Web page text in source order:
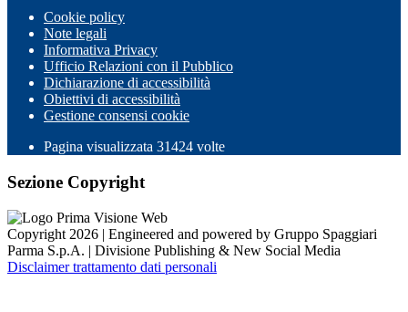
Cookie policy
Note legali
Informativa Privacy
Ufficio Relazioni con il Pubblico
Dichiarazione di accessibilità
Obiettivi di accessibilità
Gestione consensi cookie
Pagina visualizzata 31424 volte
Sezione Copyright
Copyright 2026 | Engineered and powered by Gruppo Spaggiari
Parma S.p.A. | Divisione Publishing & New Social Media
Disclaimer trattamento dati personali